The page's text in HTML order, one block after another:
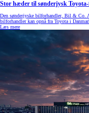
Stor hæder til sønderjysk
Den sønderjyske bilforhandler, Bil & Co.
bilforhandler kan opnå fra Toyota i
Læs mere